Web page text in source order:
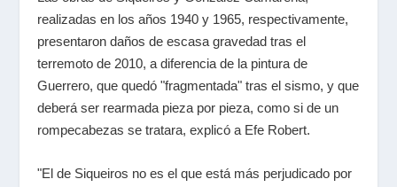
realizadas en los años 1940 y 1965, respectivamente,
presentaron daños de escasa gravedad tras el
terremoto de 2010, a diferencia de la pintura de
Guerrero, que quedó "fragmentada" tras el sismo, y que
deberá ser rearmada pieza por pieza, como si de un
rompecabezas se tratara, explicó a Efe Robert.
"El de Siqueiros no es el que está más perjudicado por